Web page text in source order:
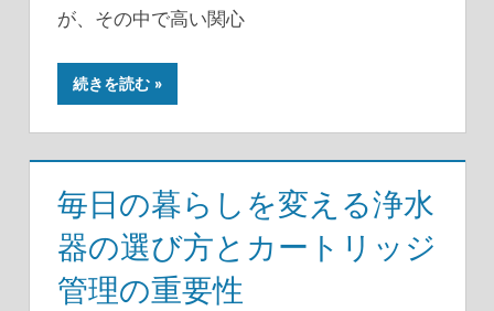
が、その中で高い関心
続きを読む
毎日の暮らしを変える浄水
器の選び方とカートリッジ
管理の重要性